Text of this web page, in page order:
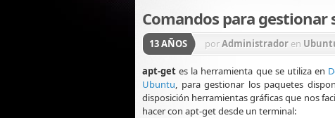
Comandos para
13 AÑOS porAdministrador en
apt-get es la herramienta que se utiliza en
Ubuntu , para gestionar los paquetes
disposición herramientas gráficas que nos
hacer con apt-get desde un terminal: